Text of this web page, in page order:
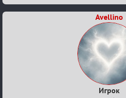
Avellino
Игрок